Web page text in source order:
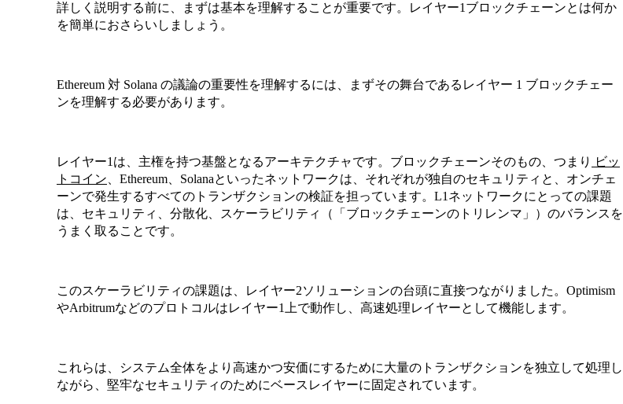
詳しく説明する前に、まずは基本を理解することが重要です。レイヤー1ブロックチェーンとは何か
を簡単におさらいしましょう。
Ethereum 対 Solana の議論の重要性を理解するには、まずその舞台であるレイヤー 1 ブロックチェー
ンを理解する必要があります。
レイヤー1は、主権を持つ基盤となるアーキテクチャです。ブロックチェーンそのもの、つまり
ビッ
トコイン 、Ethereum、Solanaといったネットワークは、それぞれが独自のセキュリティと、オンチェ
ーンで発生するすべてのトランザクションの検証を担っています。L1ネットワークにとっての課題
は、セキュリティ、分散化、スケーラビリティ（「ブロックチェーンのトリレンマ」）のバランスを
うまく取ることです。
このスケーラビリティの課題は、レイヤー2ソリューションの台頭に直接つながりました。Optimism
やArbitrumなどのプロトコルはレイヤー1上で動作し、高速処理レイヤーとして機能します。
これらは、システム全体をより高速かつ安価にするために大量のトランザクションを独立して処理し
ながら、堅牢なセキュリティのためにベースレイヤーに固定されています。